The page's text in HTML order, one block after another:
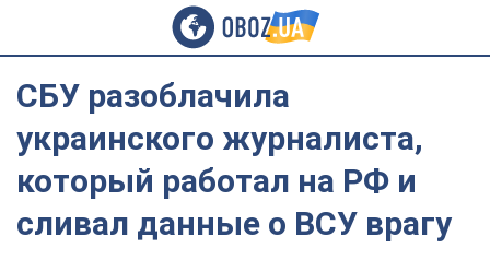
СБУ разоблачила
украинского журналиста,
который работал на РФ и
сливал данные о ВСУ врагу